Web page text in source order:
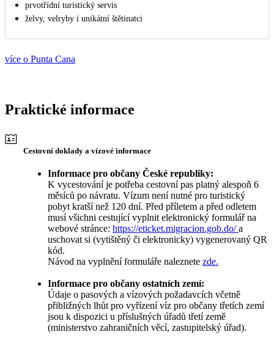
prvotřídní turistický servis
želvy, velryby i unikátní štětinatci
více o Punta Cana
Praktické informace
Cestovní doklady a vízové informace
Informace pro občany České republiky:
K vycestování je potřeba cestovní pas platný alespoň 6
měsíců po návratu. Vízum není nutné pro turistický
pobyt kratší než 120 dní. Před příletem a před odletem
musí všichni cestující vyplnit elektronický formulář na
webové stránce: https://eticket.migracion.gob.do/a
uschovat si (vytištěný či elektronicky) vygenerovaný QR
kód.
Návod na vyplnění formuláře naleznete zde.
Informace pro občany ostatních zemí:
Údaje o pasových a vízových požadavcích včetně
přibližných lhůt pro vyřízení víz pro občany třetích zemí
jsou k dispozici u příslušných úřadů třetí země
(ministerstvo zahraničních věcí, zastupitelský úřad).